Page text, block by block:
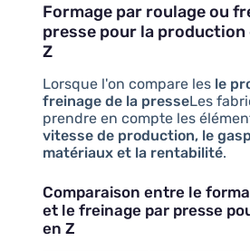
Formage par roulage ou
presse pour la production
Z
Lorsque l'on compare les le
freinage de la presseLes
prendre en compte les
vitesse de production, le
matériaux et la rentabilité.
Comparaison entre le
et le freinage par presse
en Z